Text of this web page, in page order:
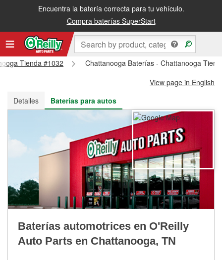
Encuentra la batería correcta para tu vehículo.
Compra baterías SuperStart
Recibe tu orden gratis al día siguiente o recógela en la tienda
Tienda #1032
Chattanooga Baterías - Chattanooga
View page in English
Detalles
Baterías para autos
Baterías automotrices en O'Reilly
Auto Parts en Chattanooga, TN